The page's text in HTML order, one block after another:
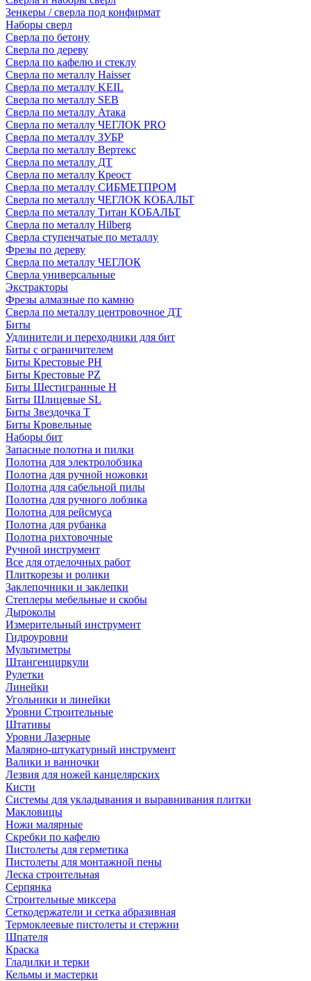
Зенкеры / сверла под конфирмат
Наборы сверл
Сверла по бетону
Сверла по дереву
Сверла по кафелю и стеклу
Сверла по металлу Haisser
Сверла по металлу KEIL
Сверла по металлу SEB
Сверла по металлу Атака
Сверла по металлу ЧЕГЛОК PRO
Сверла по металлу ЗУБР
Сверла по металлу Вертекс
Сверла по металлу ДТ
Сверла по металлу Креост
Сверла по металлу СИБМЕТПРОМ
Сверла по металлу ЧЕГЛОК КОБАЛЬТ
Сверла по металлу Титан КОБАЛЬТ
Сверла по металлу Hilberg
Сверла ступенчатые по металлу
Фрезы по дереву
Сверла по металлу ЧЕГЛОК
Сверла универсальные
Экстракторы
Фрезы алмазные по камню
Сверла по металлу центровочное ДТ
Биты
Удлинители и переходники для бит
Биты с ограничителем
Биты Крестовые PH
Биты Крестовые PZ
Биты Шестигранные H
Биты Шлицевые SL
Биты Звездочка T
Биты Кровельные
Наборы бит
Запасные полотна и пилки
Полотна для электролобзика
Полотна для ручной ножовки
Полотна для сабельной пилы
Полотна для ручного лобзика
Полотна для рейсмуса
Полотна для рубанка
Полотна рихтовочные
Ручной инструмент
Все для отделочных работ
Плиткорезы и ролики
Заклепочники и заклепки
Степлеры мебельные и скобы
Дыроколы
Измерительный инструмент
Гидроуровни
Мультиметры
Штангенциркули
Рулетки
Линейки
Угольники и линейки
Уровни Строительные
Штативы
Уровни Лазерные
Малярно-штукатурный инструмент
Валики и ванночки
Лезвия для ножей канцелярских
Кисти
Системы для укладывания и выравнивания плитки
Макловицы
Ножи малярные
Скребки по кафелю
Пистолеты для герметика
Пистолеты для монтажной пены
Леска строительная
Серпянка
Строительные миксера
Сеткодержатели и сетка абразивная
Термоклеевые пистолеты и стержни
Шпателя
Краска
Гладилки и терки
Кельмы и мастерки